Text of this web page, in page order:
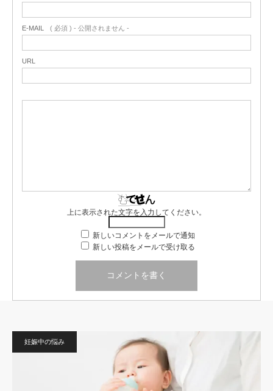
E-MAIL ( 必須 ) - 公開されません -
URL
上に表示された文字を入力してください。
新しいコメントをメールで通知
新しい投稿をメールで受け取る
妊娠中の悩み